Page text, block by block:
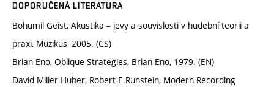
DOPORUČENÁ LITERATURA
Bohumil Geist, Akustika – jevy a souvislosti v hudební teorii a
praxi, Muzikus, 2005. (CS)
Brian Eno, Oblique Strategies, Brian Eno, 1979. (EN)
David Miller Huber, Robert E.Runstein, Modern Recording